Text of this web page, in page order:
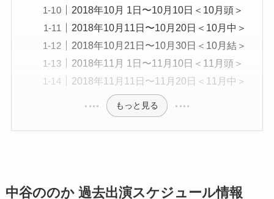
2018年10月 1日〜10月10日＜10月頭＞
2018年10月11日〜10月20日＜10月中＞
2018年10月21日〜10月30日＜10月結＞
2018年11月 1日〜11月10日＜11月頭＞
2018年11月11日〜11月20日＜11月中＞
もっと見る
中谷ののか 過去出演スケジュール情報